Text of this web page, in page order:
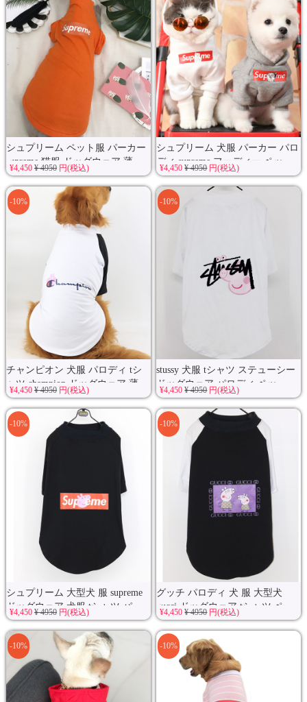
シュプリーム ペット服 パーカー
supreme 猫服 ドッグウェア 薄...
¥4,450 ¥ 4950円(税込)
シュプリーム 犬服 パーカー パロ
ディ supreme フーディー ペッ...
¥4,450¥ 4950円(税込)
チャンピオン 犬服 パロディ tシ
ャツ champion ドッグウェア 薄...
-10%
¥4,450 ¥ 4950円(税込)
stussy 犬服 tシャツ ステューシー
ドッグウェア パロディ ペッ...
-10%
¥4,450¥ 4950円(税込)
シュプリーム 大型犬 服 supreme
ドッグウェア 犬服 tシャツ パ...
-10%
¥4,450 ¥ 4950円(税込)
グッチ パロディ 犬 服 大型犬
gucci ドッグウェア tシャツ ペ...
-10%
¥4,450¥ 4950円(税込)
-10% -10%